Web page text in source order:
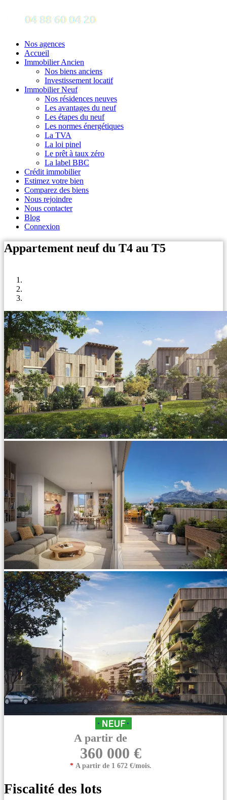
Nos agences
Accueil
Immobilier Ancien
Nos biens anciens
Investissement locatif
Immobilier Neuf
Nos résidences neuves
Les avantages du neuf
Les étapes du neuf
Les normes énergétiques
La TVA
La loi pinel
Le prêt à taux zéro
La label BBC
Crédit immobilier
Estimez votre bien
Comparez des biens
Nous rejoindre
Nous contacter
Blog
Connexion
Appartement neuf du T4 au T5
A partir de
360 000 €
*A partir de 1 672 €/mois.
Fiscalité des lots